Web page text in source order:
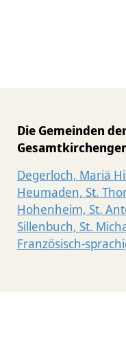
Die Gemeinden
Degerloch, Mariä
Heumaden, St.
Hohenheim, St.
Sillenbuch, St.
Französisch-